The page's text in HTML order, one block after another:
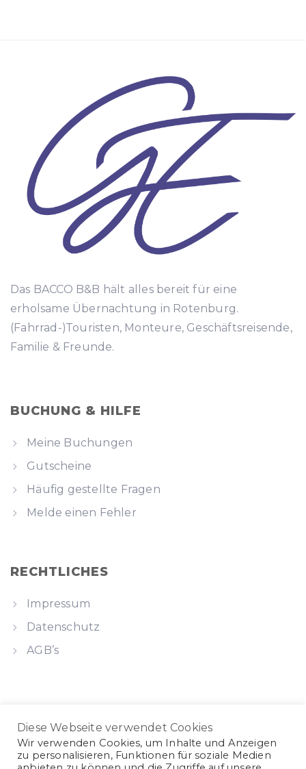
Das BACCO B&B hält alles bereit für eine
erholsame Übernachtung in Rotenburg.
(Fahrrad-)Touristen, Monteure, Geschäftsreisende,
Familie & Freunde.
BUCHUNG & HILFE
Meine Buchungen
Gutscheine
Häufig gestellte Fragen
Melde einen Fehler
RECHTLICHES
Impressum
Datenschutz
AGB’s
Brauhausstr. 10, Rotenburg a. d. Fulda
0151 5400 7431
Diese Webseite verwendet Cookies
Wir verwenden Cookies, um Inhalte und Anzeigen
zu personalisieren, Funktionen für soziale Medien